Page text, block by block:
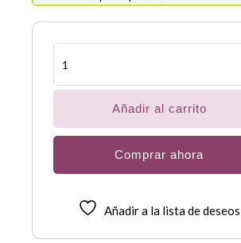
Careta
de
Facial
Añadir al carrito
Comprar ahora
Añadir a la lista de deseos